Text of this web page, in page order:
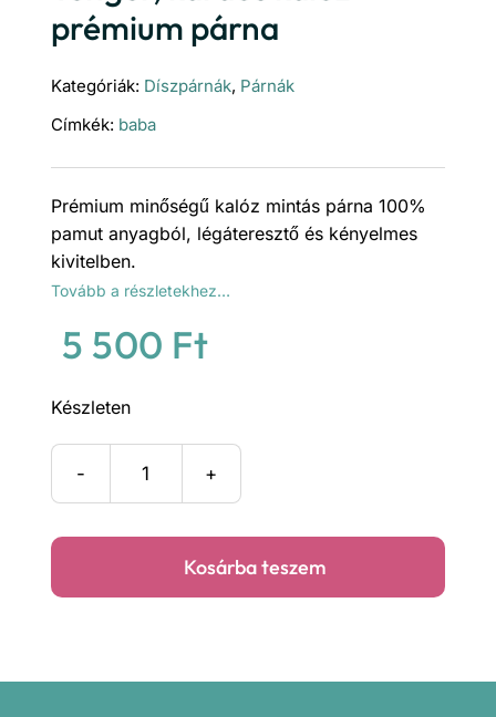
prémium párna
Kategóriák: Díszpárnák, Párnák
Címkék: baba
Prémium minőségű kalóz mintás párna 100%
pamut anyagból, légáteresztő és kényelmes
kivitelben.
Tovább a részletekhez…
5 500 Ft
Készleten
Tenger,
prémium
Kosárba teszem